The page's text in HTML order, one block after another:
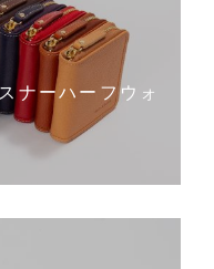
ナーハーフウォ